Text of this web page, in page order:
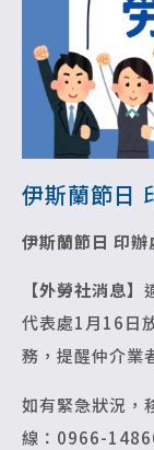
伊斯蘭節日
伊斯蘭節日 印
【外勞社消息】
代表處1月16日
務，提醒仲介業
如有緊急狀況
線：0966-